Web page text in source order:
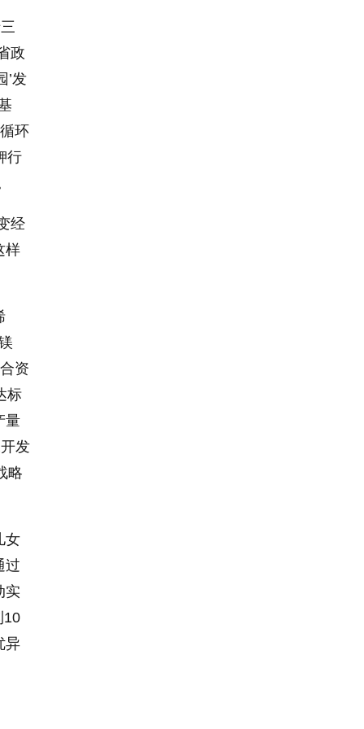
政
’发
环
行
经
样
资
标
量
发
略
女
过
实
10
异